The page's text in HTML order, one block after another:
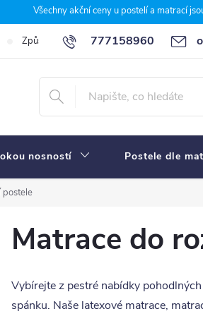
Všechny akční ceny u postelí a matrací
777158960
Způsoby a ceny dopravy 7 důvodů,
nosností Postele dle
postele
Matrace do
Vybírejte z pestré nabídky pohodlných
spánku. Naše latexové matrace,